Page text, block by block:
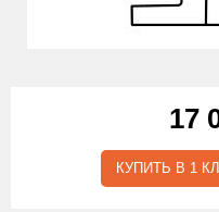
17
КУПИТЬ В 1